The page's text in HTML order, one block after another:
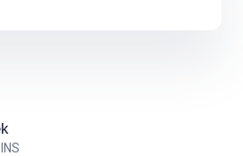
našou spoločnosťou